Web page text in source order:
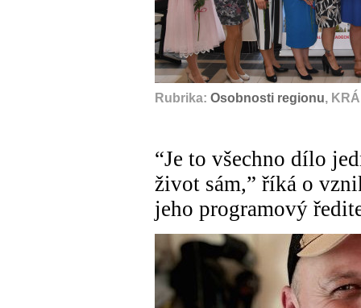
Rubrika: Osobnosti regionu,
“Je to všechno dílo
život sám,” říká o
jeho programový